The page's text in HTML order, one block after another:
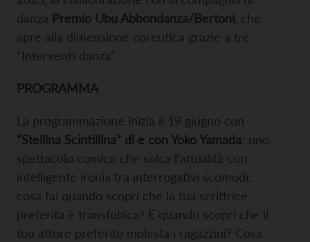
danza Premio Ubu Abbondanza/Bertoni , che
apre alla dimensione coreutica grazie a tre
“Interventi danza”.
PROGRAMMA
La programmazione inizia il 19 giugno con
“Stellina Scintillina” di e con Yoko Yamada: uno
spettacolo comico che solca l’attualità con
intelligente ironia tra interrogativi scomodi:
cosa fai quando scopri che la tua scrittrice
preferita è transfobica? E quando scopri che il
tuo attore preferito molesta i ragazzini? Cosa